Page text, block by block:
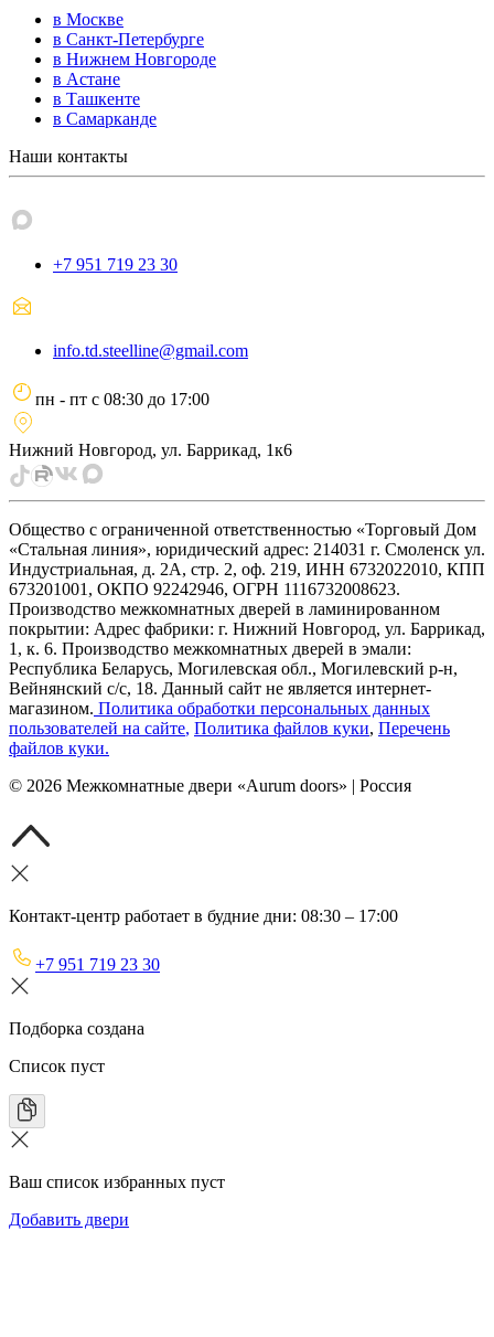
в Москве
в Санкт-Петербурге
в Нижнем Новгороде
в Астане
в Ташкенте
в Самарканде
Наши контакты
+7 951 719 23 30
info.td.steelline@gmail.com
пн - пт с 08:30 до 17:00
Нижний Новгород, ул. Баррикад, 1к6
Общество с ограниченной ответственностью «Торговый Дом
«Стальная линия», юридический адрес: 214031 г. Смоленск ул.
Индустриальная, д. 2А, стр. 2, оф. 219, ИНН 6732022010, КПП
673201001, ОКПО 92242946, ОГРН 1116732008623.
Производство межкомнатных дверей в ламинированном
покрытии: Адрес фабрики: г. Нижний Новгород, ул. Баррикад,
1, к. 6. Производство межкомнатных дверей в эмали:
Республика Беларусь, Могилевская обл., Могилевский р-н,
Вейнянский с/с, 18. Данный сайт не является интернет-
магазином. Политика обработки персональных данных
пользователей на сайте, Политика файлов куки, Перечень
файлов куки.
© 2026 Межкомнатные двери «Aurum doors» | Россия
Контакт-центр работает в будние дни: 08:30 – 17:00
+7 951 719 23 30
Подборка создана
Список пуст
Ваш список избранных пуст
Добавить двери